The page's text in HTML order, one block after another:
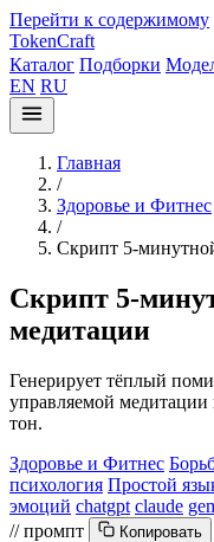
Перейти к содержимому
TokenCraft
Каталог Подборки
EN RU
Главная
/
Здоровье и Фитнес
/
Скрипт 5-
Скрипт 5-
медитации
Генерирует тёплый
управляемой
тон.
Здоровье и Фитнес
психология Простой
эмоций chatgpt claude
// промпт
Копировать